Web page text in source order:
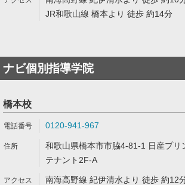
JR和歌山線 橋本より 徒歩 約14分
ナビ個別指導学院
橋本校
0120-941-967
和歌山県橋本市市脇4-81-1 日産プリ
テナント2F-A
南海高野線 紀伊清水より 徒歩 約12